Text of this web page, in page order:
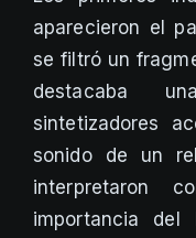
aparecieron el
se filtró un
destacaba
sintetizadores
sonido de un
interpretaron
importancia